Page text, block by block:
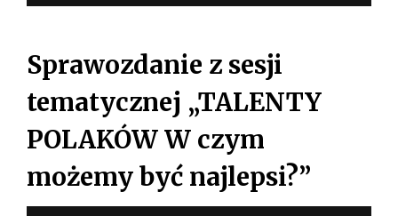
Sprawozdanie z sesji
tematycznej „TALENTY
POLAKÓW W czym
możemy być najlepsi?”